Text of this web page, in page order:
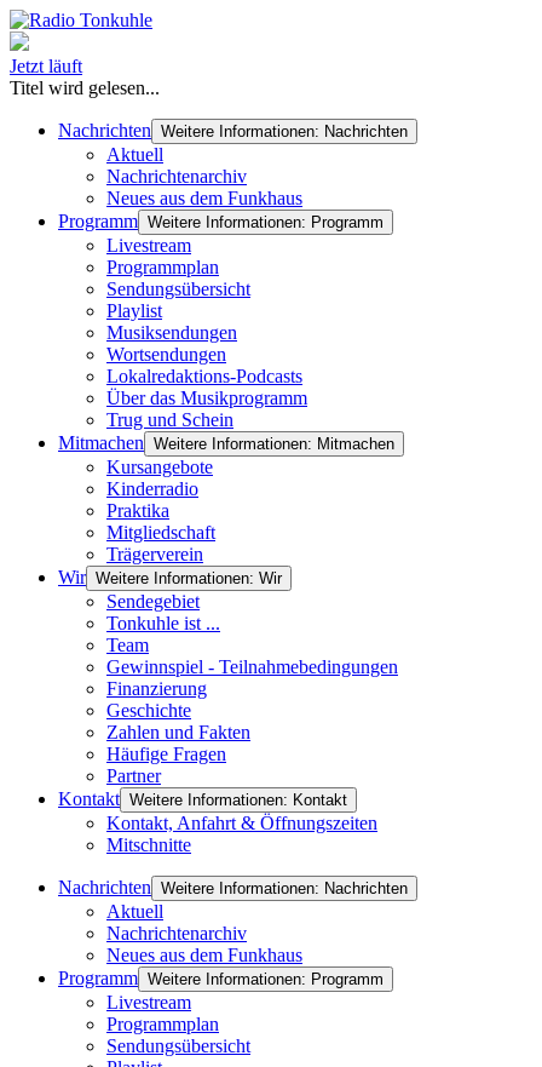
Jetzt läuft
Titel wird gelesen...
Nachrichten Weitere Informationen: Nachrichten
Aktuell
Nachrichtenarchiv
Neues aus dem Funkhaus
Programm Weitere Informationen: Programm
Livestream
Programmplan
Sendungsübersicht
Playlist
Musiksendungen
Wortsendungen
Lokalredaktions-Podcasts
Über das Musikprogramm
Trug und Schein
Mitmachen Weitere Informationen: Mitmachen
Kursangebote
Kinderradio
Praktika
Mitgliedschaft
Trägerverein
Wir Weitere Informationen: Wir
Sendegebiet
Tonkuhle ist ...
Team
Gewinnspiel - Teilnahmebedingungen
Finanzierung
Geschichte
Zahlen und Fakten
Häufige Fragen
Partner
Kontakt Weitere Informationen: Kontakt
Kontakt, Anfahrt & Öffnungszeiten
Mitschnitte
Nachrichten Weitere Informationen: Nachrichten
Aktuell
Nachrichtenarchiv
Neues aus dem Funkhaus
Programm Weitere Informationen: Programm
Livestream
Programmplan
Sendungsübersicht